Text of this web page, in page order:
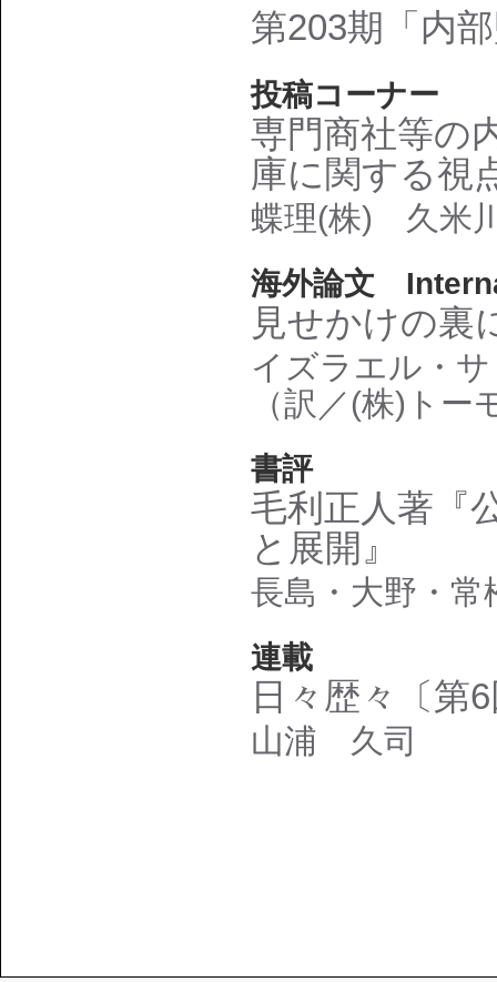
第203期「内
投稿コーナー
専門商社等の
庫に関する視
蝶理(株) 久米
海外論文
見せかけの裏
イズラエル・
（訳／(株)ト
書評
毛利正人著『
と展開』
長島・大野・
連載
日々歴々〔第
山浦 久司